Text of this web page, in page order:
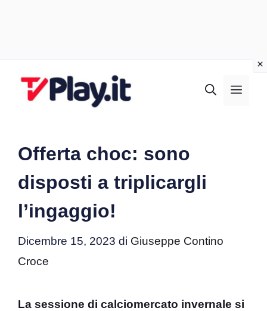
Offerta choc: sono
disposti a triplicargli
l’ingaggio!
Dicembre 15, 2023 di Giuseppe Contino
Croce
La sessione di calciomercato invernale si